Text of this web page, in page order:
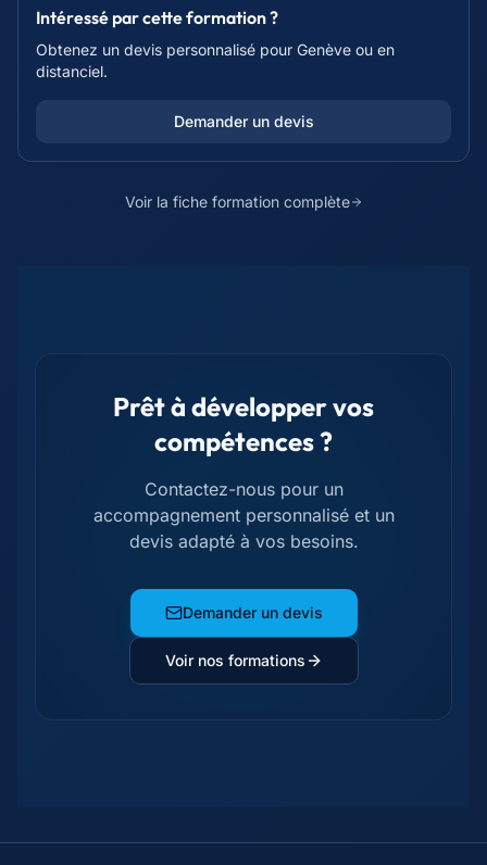
Intéressé par cette formation ?
Obtenez un devis personnalisé pour Genève ou en
distanciel.
Demander un devis
Voir la fiche formation complète
Prêt à développer vos
compétences ?
Contactez-nous pour un
accompagnement personnalisé et un
devis adapté à vos besoins.
Demander un devis
Voir nos formations